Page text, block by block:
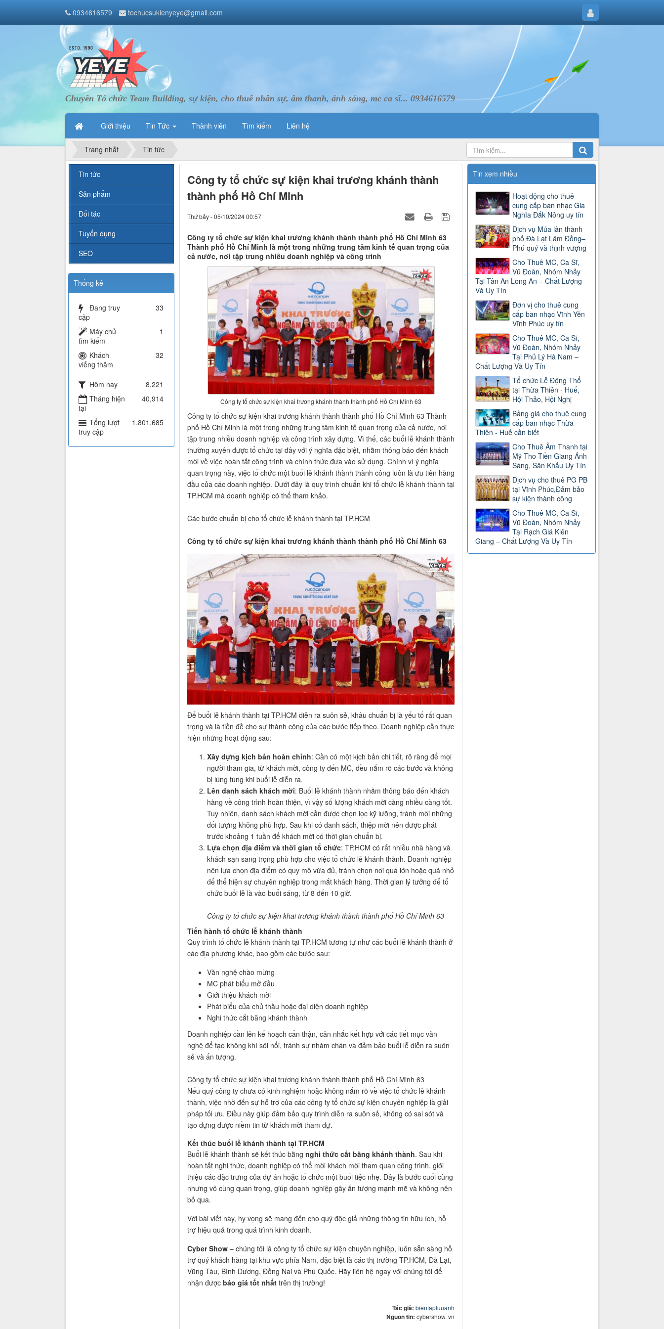
0934616579 tochucsukienyeye@gmail.com
Chuyên Tổ chức Team Building, sự kiện, cho thuê nhân sự, âm thanh, ánh sáng, mc ca sĩ... 0934616579
Giới thiệu Tin Tức Thành viên Tìm kiếm Liên hệ
Trang nhất Tin tức
Công ty tổ chức sự kiện khai trương khánh thành
thành phố Hồ Chí Minh
Thứ bảy - 05/10/2024 00:57
Công ty tổ chức sự kiện khai trương khánh thành thành phố Hồ Chí Minh 63
Thành phố Hồ Chí Minh là một trong những trung tâm kinh tế quan trọng của
cả nước, nơi tập trung nhiều doanh nghiệp và công trình
Công ty tổ chức sự kiện khai trương khánh thành thành phố Hồ Chí Minh 63
Công ty tổ chức sự kiện khai trương khánh thành thành phố Hồ Chí Minh 63 Thành
phố Hồ Chí Minh là một trong những trung tâm kinh tế quan trọng của cả nước, nơi
tập trung nhiều doanh nghiệp và công trình xây dựng. Vì thế, các buổi lễ khánh thành
thường xuyên được tổ chức tại đây với ý nghĩa đặc biệt, nhằm thông báo đến khách
mời về việc hoàn tất công trình và chính thức đưa vào sử dụng. Chính vì ý nghĩa
quan trọng này, việc tổ chức một buổi lễ khánh thành thành công luôn là ưu tiên hàng
đầu của các doanh nghiệp. Dưới đây là quy trình chuẩn khi tổ chức lễ khánh thành tại
TP.HCM mà doanh nghiệp có thể tham khảo.
Các bước chuẩn bị cho tổ chức lễ khánh thành tại TP.HCM
Công ty tổ chức sự kiện khai trương khánh thành thành phố Hồ Chí Minh 63
Để buổi lễ khánh thành tại TP.HCM diễn ra suôn sẻ, khâu chuẩn bị là yếu tố rất quan
trọng và là tiền đề cho sự thành công của các bước tiếp theo. Doanh nghiệp cần thực
hiện những hoạt động sau:
Xây dựng kịch bản hoàn chỉnh: Cần có một kịch bản chi tiết, rõ ràng để mọi
người tham gia, từ khách mời, công ty đến MC, đều nắm rõ các bước và không
bị lúng túng khi buổi lễ diễn ra.
Lên danh sách khách mời: Buổi lễ khánh thành nhằm thông báo đến khách
hàng về công trình hoàn thiện, vì vậy số lượng khách mời càng nhiều càng tốt.
Tuy nhiên, danh sách khách mời cần được chọn lọc kỹ lưỡng, tránh mời những
đối tượng không phù hợp. Sau khi có danh sách, thiệp mời nên được phát
trước khoảng 1 tuần để khách mời có thời gian chuẩn bị.
Lựa chọn địa điểm và thời gian tổ chức: TP.HCM có rất nhiều nhà hàng và
khách sạn sang trọng phù hợp cho việc tổ chức lễ khánh thành. Doanh nghiệp
nên lựa chọn địa điểm có quy mô vừa đủ, tránh chọn nơi quá lớn hoặc quá nhỏ
để thể hiện sự chuyên nghiệp trong mắt khách hàng. Thời gian lý tưởng để tổ
chức buổi lễ là vào buổi sáng, từ 8 đến 10 giờ.
Công ty tổ chức sự kiện khai trương khánh thành thành phố Hồ Chí Minh 63
Tiến hành tổ chức lễ khánh thành
Quy trình tổ chức lễ khánh thành tại TP.HCM tương tự như các buổi lễ khánh thành ở
các địa phương khác, bao gồm các bước sau:
Văn nghệ chào mừng
MC phát biểu mở đầu
Giới thiệu khách mời
Phát biểu của chủ thầu hoặc đại diện doanh nghiệp
Nghi thức cắt băng khánh thành
Doanh nghiệp cần lên kế hoạch cẩn thận, cân nhắc kết hợp với các tiết mục văn
nghệ để tạo không khí sôi nổi, tránh sự nhàm chán và đảm bảo buổi lễ diễn ra suôn
sẻ và ấn tượng.
Công ty tổ chức sự kiện khai trương khánh thành thành phố Hồ Chí Minh 63
Nếu quý công ty chưa có kinh nghiệm hoặc không nắm rõ về việc tổ chức lễ khánh
thành, việc nhờ đến sự hỗ trợ của các công ty tổ chức sự kiện chuyên nghiệp là giải
pháp tối ưu. Điều này giúp đảm bảo quy trình diễn ra suôn sẻ, không có sai sót và
tạo dựng được niềm tin từ khách mời tham dự.
Kết thúc buổi lễ khánh thành tại TP.HCM
Buổi lễ khánh thành sẽ kết thúc bằng nghi thức cắt băng khánh thành. Sau khi
hoàn tất nghi thức, doanh nghiệp có thể mời khách mời tham quan công trình, giới
thiệu các đặc trưng của dự án hoặc tổ chức một buổi tiệc nhẹ. Đây là bước cuối cùng
nhưng vô cùng quan trọng, giúp doanh nghiệp gây ấn tượng mạnh mẽ và không nên
bỏ qua.
Với bài viết này, hy vọng sẽ mang đến cho quý độc giả những thông tin hữu ích, hỗ
trợ hiệu quả trong quá trình kinh doanh.
Cyber Show– chúng tôi là công ty tổ chức sự kiện chuyên nghiệp, luôn sẵn sàng hỗ
trợ quý khách hàng tại khu vực phía Nam, đặc biệt là các thị trường TP.HCM, Đà Lạt,
Vũng Tàu, Bình Dương, Đồng Nai và Phú Quốc. Hãy liên hệ ngay với chúng tôi để
nhận được báo giá tốt nhấttrên thị trường!
Tác giả:bientapluuanh
Nguồn tin:cybershow. vn
Tin xem nhiều
Hoạt động cho thuê
cung cấp ban nhạc Gia
Nghĩa Đắk Nông uy tín
Dịch vụ Múa lân thành
phố Đà Lạt Lâm Đồng–
Phú quý và thịnh vượng
Cho Thuê MC, Ca Sĩ,
Vũ Đoàn, Nhóm Nhảy
Tại Tân An Long An – Chất Lượng
Và Uy Tín
Đơn vị cho thuê cung
cấp ban nhạc Vĩnh Yên
Vĩnh Phúc uy tín
Cho Thuê MC, Ca Sĩ,
Vũ Đoàn, Nhóm Nhảy
Tại Phủ Lý Hà Nam –
Chất Lượng Và Uy Tín
Tổ chức Lễ Động Thổ
tại Thừa Thiên - Huế,
Hội Thảo, Hội Nghị
Bảng giá cho thuê cung
cấp ban nhạc Thừa
Thiên - Huế cần biết
Cho Thuê Âm Thanh tại
Mỹ Tho Tiền Giang Ánh
Sáng, Sân Khấu Uy Tín
Dịch vụ cho thuê PG PB
tại Vĩnh Phúc,Đảm bảo
sự kiện thành công
Cho Thuê MC, Ca Sĩ,
Vũ Đoàn, Nhóm Nhảy
Tại Rạch Giá Kiên
Giang – Chất Lượng Và Uy Tín
Tin tức
Sản phẩm
Đối tác
Tuyển dụng
SEO
Thống kê
Đang truy
cập
33
Máy chủ
tìm kiếm
1
Khách
viếng thăm
32
Hôm nay
8,221
Tháng hiện
tại
40,914
Tổng lượt
truy cập
1,801,685